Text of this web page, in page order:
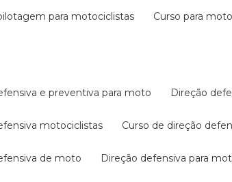
para motociclistas curso para
e preventiva para moto direção
motociclistas curso de direção
de moto direção defensiva para